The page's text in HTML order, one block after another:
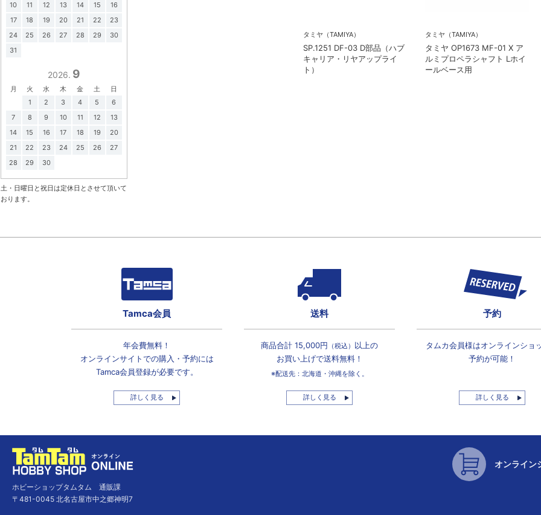
タミヤ（TAMIYA）
SP.1251 DF-03 D部品（ハブ
キャリア・リヤアップライ
ト）
タミヤ（TAMIYA）
タミヤ OP1673 MF-01 X ア
ルミプロペラシャフト Lホイ
ールベース用
10
11 12 13 14 15
16
17
18 19 20 21 22
23
24
25 26 27 28 29
30
31
2026. 9
月 火 水 木 金 土
日
1
2 3 4 5
6
7
8 9 10 11 12
13
14
15 16 17 18 19
20
21
22 23 24 25 26
27
28
29 30
土・日曜日と祝日は定休日とさせて頂いて
おります。
Tamca会員
年会費無料！
オンラインサイトでの購入・予約には
Tamca会員登録が必要です。
詳しく見る
送料
商品合計 15,000円 （税込） 以上の
お買い上げで送料無料！
※配送先：北海道・沖縄を除く。
詳しく見る
予約
タムカ会員様はオンラインショ
予約が可能！
詳しく見る
ホビーショップタムタム 通販課
〒481-0045 北名古屋市中之郷神明7
オンライン